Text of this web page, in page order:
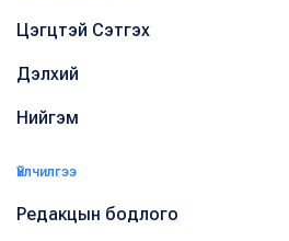
Цэгцтэй Сэтгэх
Дэлхий
Нийгэм
Үйлчилгээ
Редакцын бодлого